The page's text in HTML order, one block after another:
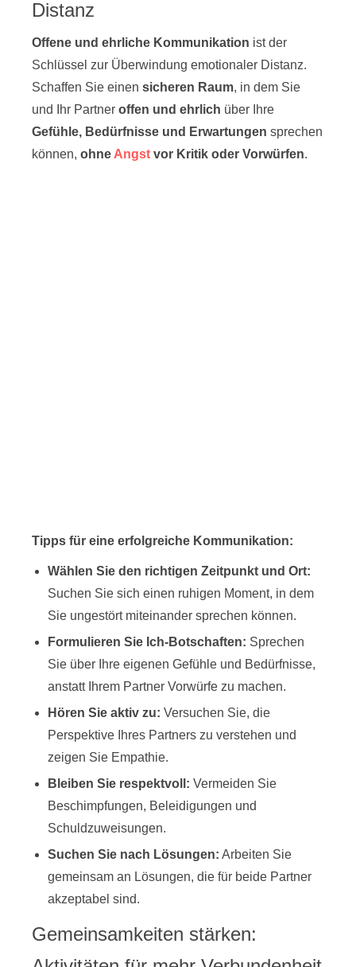
Distanz
Offene und ehrliche Kommunikation ist der
Schlüssel zur Überwindung emotionaler Distanz.
Schaffen Sie einen sicheren Raum, in dem Sie
und Ihr Partner offen und ehrlich über Ihre
Gefühle, Bedürfnisse und Erwartungen sprechen
können, ohne Angst vor Kritik oder Vorwürfen.
Tipps für eine erfolgreiche Kommunikation:
Wählen Sie den richtigen Zeitpunkt und Ort:
Suchen Sie sich einen ruhigen Moment, in dem
Sie ungestört miteinander sprechen können.
Formulieren Sie Ich-Botschaften: Sprechen
Sie über Ihre eigenen Gefühle und Bedürfnisse,
anstatt Ihrem Partner Vorwürfe zu machen.
Hören Sie aktiv zu: Versuchen Sie, die
Perspektive Ihres Partners zu verstehen und
zeigen Sie Empathie.
Bleiben Sie respektvoll: Vermeiden Sie
Beschimpfungen, Beleidigungen und
Schuldzuweisungen.
Suchen Sie nach Lösungen: Arbeiten Sie
gemeinsam an Lösungen, die für beide Partner
akzeptabel sind.
Gemeinsamkeiten stärken: